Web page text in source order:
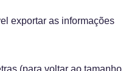
exportar as informações
(para voltar ao tamanho